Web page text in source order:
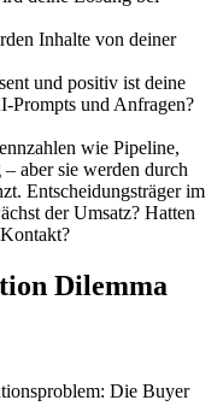
Inhalte von deiner
und positiv ist deine
Prompts und Anfragen?
wie Pipeline,
aber sie werden durch
Entscheidungsträger im
der Umsatz? Hatten
Dilemma
Die Buyer